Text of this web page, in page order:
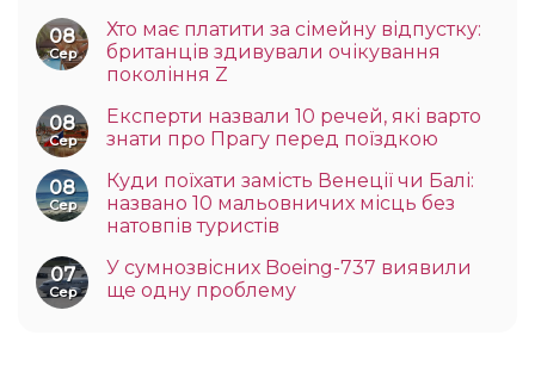
08
Сер
Хто має платити за сімейну відпустку:
британців здивували очікування
покоління Z
08
Сер
Експерти назвали 10 речей, які варто
знати про Прагу перед поїздкою
08
Сер
Куди поїхати замість Венеції чи Балі:
названо 10 мальовничих місць без
натовпів туристів
07
Сер
У сумнозвісних Boeing-737 виявили
ще одну проблему